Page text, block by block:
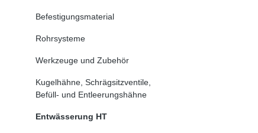
Befestigungsmaterial
Rohrsysteme
Werkzeuge und Zubehör
Kugelhähne, Schrägsitzventile,
Befüll- und Entleerungshähne
Entwässerung HT